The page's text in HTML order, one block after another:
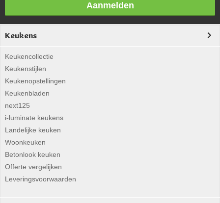
Aanmelden
Keukens
Keukencollectie
Keukenstijlen
Keukenopstellingen
Keukenbladen
next125
i-luminate keukens
Landelijke keuken
Woonkeuken
Betonlook keuken
Offerte vergelijken
Leveringsvoorwaarden